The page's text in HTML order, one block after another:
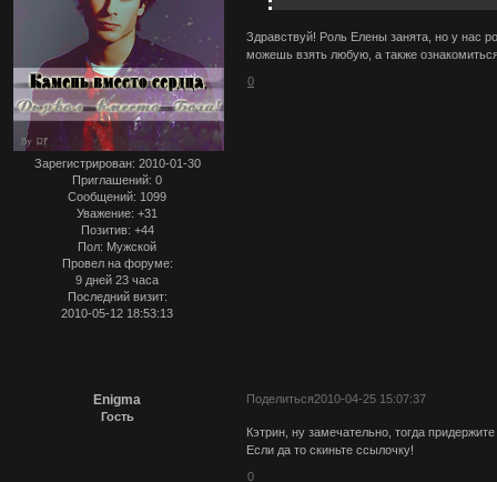
Зарегистрирован: 2010-01-30
Приглашений: 0
Сообщений: 1099
Уважение: +31
Позитив: +44
Пол: Мужской
Провел на форуме:
9 дней 23 часа
Последний визит:
2010-05-12 18:53:13
Здравствуй! Роль Елены занята, но у нас
можешь взять любую, а также
0
Поделиться2010-04-25 15:07:37
Enigma
Гость
Кэтрин, ну замечательно, тогда
Если да то скиньте ссылочку!
0